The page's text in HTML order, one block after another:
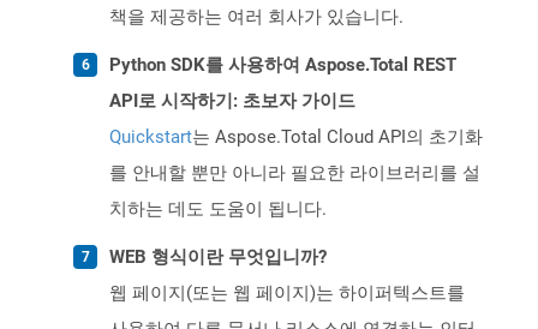
책을 제공하는 여러 회사가 있습니다.
Python SDK를 사용하여 Aspose.Total REST
API로 시작하기: 초보자 가이드
Quickstart는 Aspose.Total Cloud API의 초기화
를 안내할 뿐만 아니라 필요한 라이브러리를 설
치하는 데도 도움이 됩니다.
WEB 형식이란 무엇입니까?
웹 페이지(또는 웹 페이지)는 하이퍼텍스트를